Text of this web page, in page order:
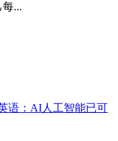
...